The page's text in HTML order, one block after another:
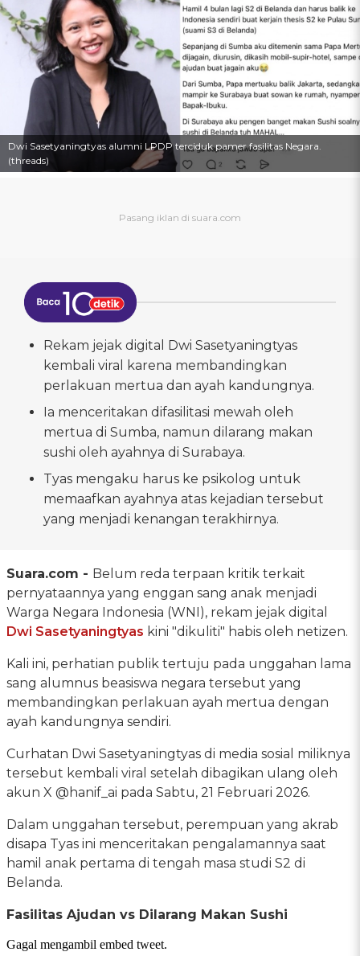
Dwi Sasetyaningtyas alumni LPDP terciduk pamer fasilitas Negara.
(threads)
Rekam jejak digital Dwi Sasetyaningtyas
kembali viral karena membandingkan
perlakuan mertua dan ayah kandungnya.
Ia menceritakan difasilitasi mewah oleh
mertua di Sumba, namun dilarang makan
sushi oleh ayahnya di Surabaya.
Tyas mengaku harus ke psikolog untuk
memaafkan ayahnya atas kejadian tersebut
yang menjadi kenangan terakhirnya.
Suara.com - Belum reda terpaan kritik terkait
pernyataannya yang enggan sang anak menjadi
Warga Negara Indonesia (WNI), rekam jejak digital
Dwi Sasetyaningtyas kini "dikuliti" habis oleh netizen.
Kali ini, perhatian publik tertuju pada unggahan lama
sang alumnus beasiswa negara tersebut yang
membandingkan perlakuan ayah mertua dengan
ayah kandungnya sendiri.
Curhatan Dwi Sasetyaningtyas di media sosial miliknya
tersebut kembali viral setelah dibagikan ulang oleh
akun X @hanif_ai pada Sabtu, 21 Februari 2026.
Dalam unggahan tersebut, perempuan yang akrab
disapa Tyas ini menceritakan pengalamannya saat
hamil anak pertama di tengah masa studi S2 di
Belanda.
Fasilitas Ajudan vs Dilarang Makan Sushi